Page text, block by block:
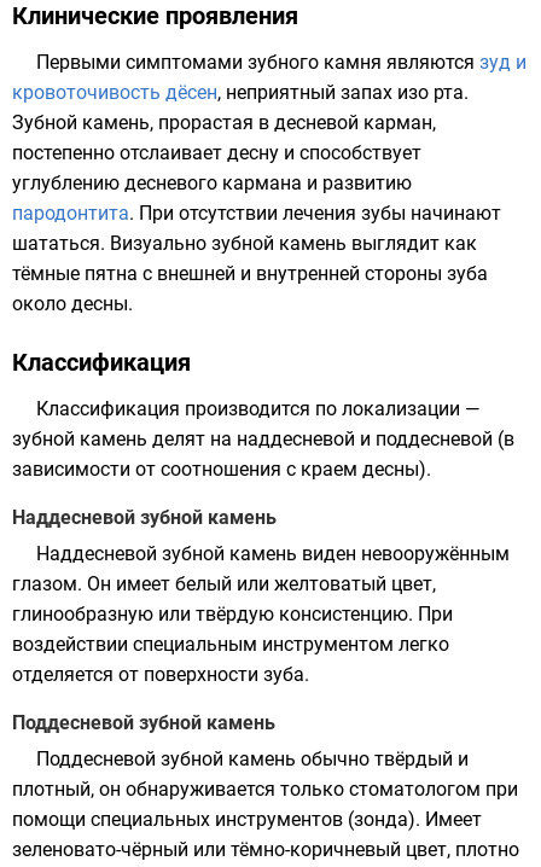
Клинические проявления
Первыми симптомами зубного камня являются зуд и
кровоточивость дёсен, неприятный запах изо рта.
Зубной камень, прорастая в десневой карман,
постепенно отслаивает десну и способствует
углублению десневого кармана и развитию
пародонтита. При отсутствии лечения зубы начинают
шататься. Визуально зубной камень выглядит как
тёмные пятна с внешней и внутренней стороны зуба
около десны.
Классификация
Классификация производится по локализации —
зубной камень делят на наддесневой и поддесневой (в
зависимости от соотношения с краем десны).
Наддесневой зубной камень
Наддесневой зубной камень виден невооружённым
глазом. Он имеет белый или желтоватый цвет,
глинообразную или твёрдую консистенцию. При
воздействии специальным инструментом легко
отделяется от поверхности зуба.
Поддесневой зубной камень
Поддесневой зубной камень обычно твёрдый и
плотный, он обнаруживается только стоматологом при
помощи специальных инструментов (зонда). Имеет
зеленовато-чёрный или тёмно-коричневый цвет, плотно